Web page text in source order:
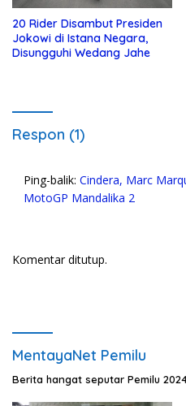
20 Rider Disambut Presiden
Jokowi di Istana Negara,
Disungguhi Wedang Jahe
Respon (1)
Ping-balik: Cindera, Marc
MotoGP Mandalika 2
Komentar ditutup.
MentayaNet Pemilu
Berita hangat seputar Pemilu